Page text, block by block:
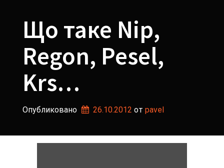
Що таке Nip,
Regon, Pesel,
Krs…
Опубликовано 26.10.2012 от pavel